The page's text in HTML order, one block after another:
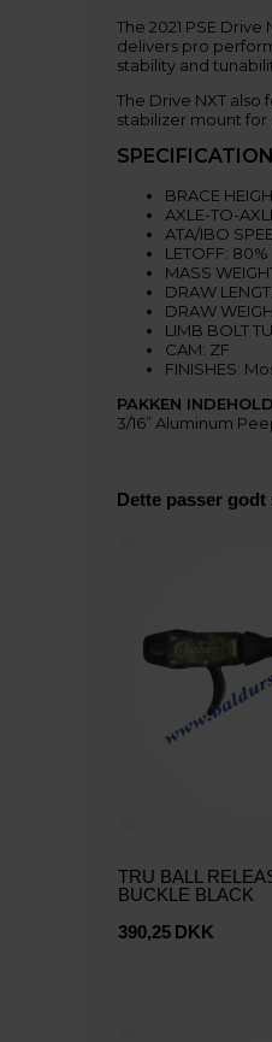
The 2021 PSE
delivers pro
stability and
The Drive NXT
stabilizer mount
BRACE
AXLE-TO-
ATA/IBO
LETOFF: 80%
MASS
DRAW
DRAW
LIMB BOLT
CAM: ZF
FINISHES:
PAKKEN
3/16” Aluminum
Dette passer godt
TRU BALL
BUCKLE BLACK
390,25 DKK